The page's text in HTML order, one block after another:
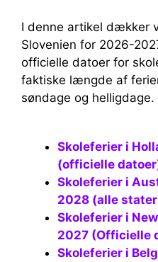
I denne artikel dækker
Slovenien for 2026-
officielle datoer for
faktiske længde af
søndage og helligdage.
Skoleferier i Holland 2026-2027
(officielle
Skoleferier i Australien 2026, 2027,
2028 (alle
Skoleferier i New Zealand 2025, 2026,
2027 (Officielle
Skoleferier i Belgien 2025-2026-2027